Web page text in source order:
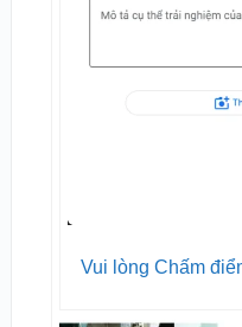
Vui lòng Chấm